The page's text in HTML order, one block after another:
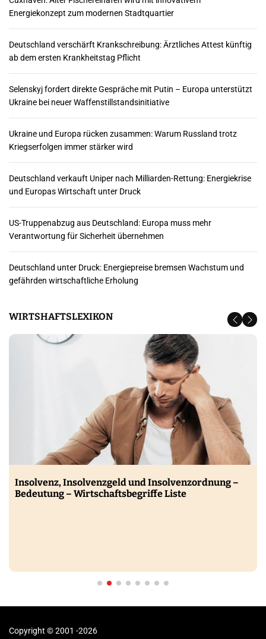
Energiekonzept zum modernen Stadtquartier
Deutschland verschärft Krankschreibung: Ärztliches Attest künftig
ab dem ersten Krankheitstag Pflicht
Selenskyj fordert direkte Gespräche mit Putin – Europa unterstützt
Ukraine bei neuer Waffenstillstandsinitiative
Ukraine und Europa rücken zusammen: Warum Russland trotz
Kriegserfolgen immer stärker wird
Deutschland verkauft Uniper nach Milliarden-Rettung: Energiekrise
und Europas Wirtschaft unter Druck
US-Truppenabzug aus Deutschland: Europa muss mehr
Verantwortung für Sicherheit übernehmen
Deutschland unter Druck: Energiepreise bremsen Wachstum und
gefährden wirtschaftliche Erholung
WIRTSHAFTSLEXIKON
Insolvenz, Insolvenzgeld und Insolvenzordnung –
Bedeutung – Wirtschaftsbegriffe Liste
Copyright © 2001 -2026